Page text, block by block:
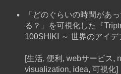
「どのぐらいの時間があ
る？」を可視化した『
100SHIKI ～ 世界のアイ
[生活, 便利, webサービス,
visualization, idea, 可視化]